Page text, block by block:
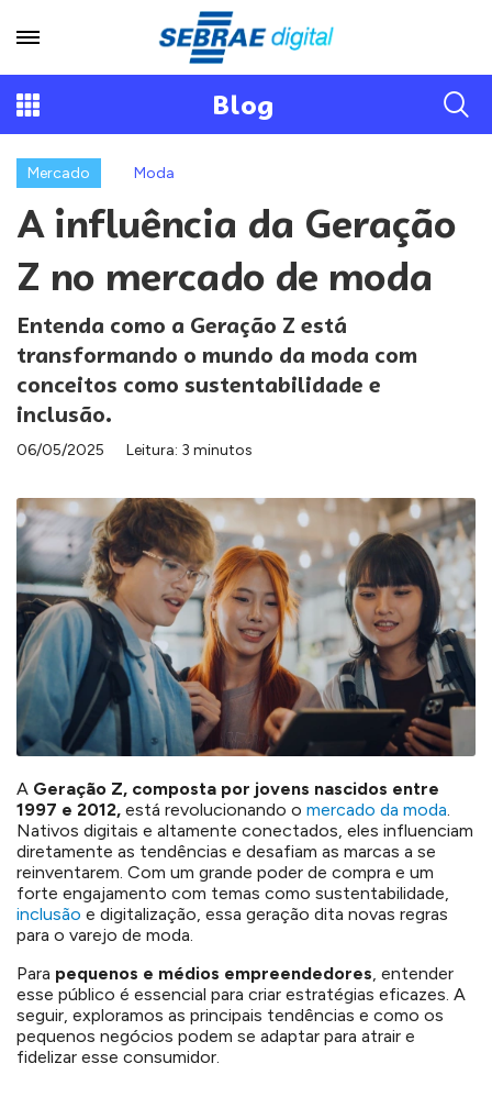
Blog
Mercado Moda
A influência da Geração
Z no mercado de moda
Entenda como a Geração Z está
transformando o mundo da moda com
conceitos como sustentabilidade e
inclusão.
06/05/2025 Leitura: 3 minutos
A Geração Z, composta por jovens nascidos entre
1997 e 2012, está revolucionando o mercado da moda.
Nativos digitais e altamente conectados, eles influenciam
diretamente as tendências e desafiam as marcas a se
reinventarem. Com um grande poder de compra e um
forte engajamento com temas como sustentabilidade,
inclusão e digitalização, essa geração dita novas regras
para o varejo de moda.
Para pequenos e médios empreendedores, entender
esse público é essencial para criar estratégias eficazes. A
seguir, exploramos as principais tendências e como os
pequenos negócios podem se adaptar para atrair e
fidelizar esse consumidor.